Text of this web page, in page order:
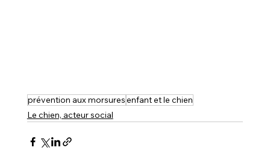
prévention aux morsuresenfant et le chien
Le chien, acteur social